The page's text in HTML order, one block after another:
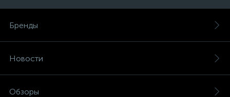
Бренды
Новости
Обзоры